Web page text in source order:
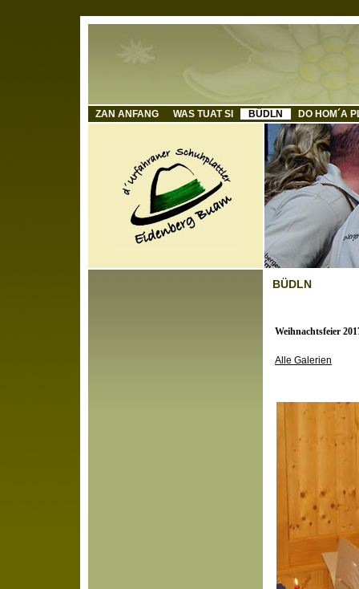
ZAN ANFANG WAS TUAT SI BÜDLN DO HOM´A
BÜDLN
Weihnachtsfeier
Alle Galerien